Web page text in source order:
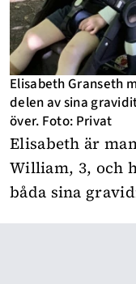
Elisabeth Granseth
delen av sina
över. Foto: Privat
Elisabeth är
William, 3, och
båda sina